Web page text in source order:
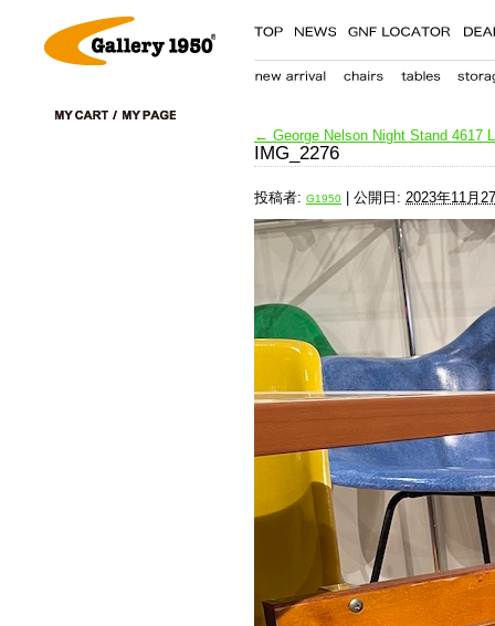
← George Nelson Night Stand 4617
IMG_2276
投稿者: G1950 公開日: 2023年11月